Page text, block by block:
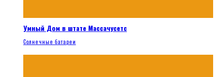
Умный Дом в штате Массачусетс
Солнечные батареи